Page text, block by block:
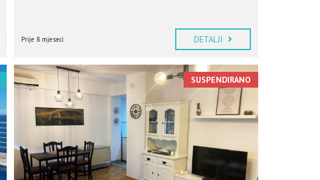
Prije 8 mjeseci DETALJI
SUSPENDIRANO